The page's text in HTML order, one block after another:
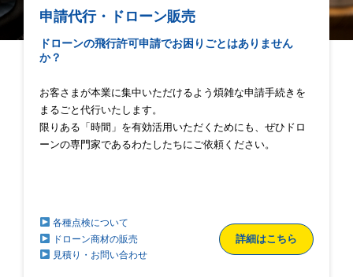
申請代行・ドローン販売
ドローンの飛行許可申請でお困りごとはありません
か？
お客さまが本業に集中いただけるよう煩雑な申請手続きを
まるごと代行いたします。
限りある「時間」を有効活用いただくためにも、 ぜひドロ
ーンの専門家であるわたしたちにご依頼ください。
各種点検について
ドローン商材の販売
見積り・お問い合わせ
詳細はこちら